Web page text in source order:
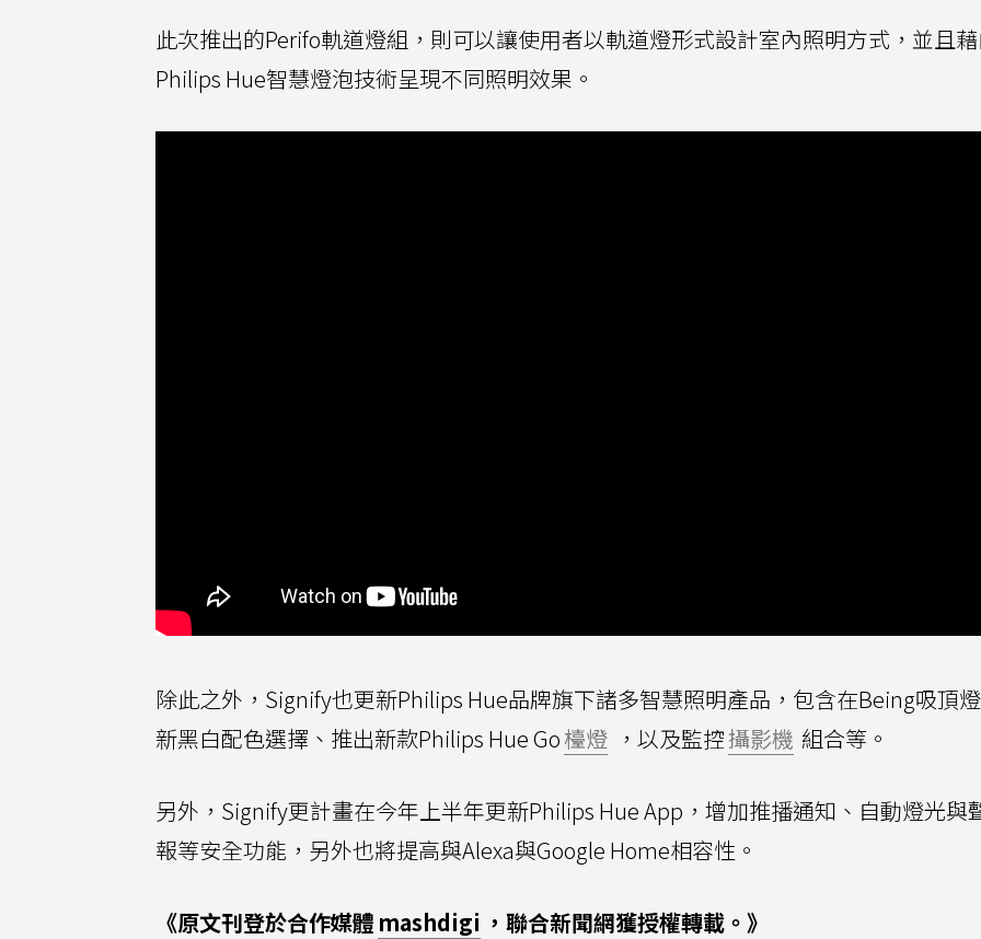
此次推出的Perifo軌道燈組，則可以讓使用者以軌道燈形式設計室內照明方式，並且
Philips Hue智慧燈泡技術呈現不同照明效果。
除此之外，Signify也更新Philips Hue品牌旗下諸多智慧照明產品，包含在Being吸頂
新黑白配色選擇、推出新款Philips Hue Go檯燈 ，以及監控攝影機 組合等。
另外，Signify更計畫在今年上半年更新Philips Hue App，增加推播通知、自動燈光與
報等安全功能，另外也將提高與Alexa與Google Home相容性。
《原文刊登於合作媒體 mashdigi ，聯合新聞網獲授權轉載。》